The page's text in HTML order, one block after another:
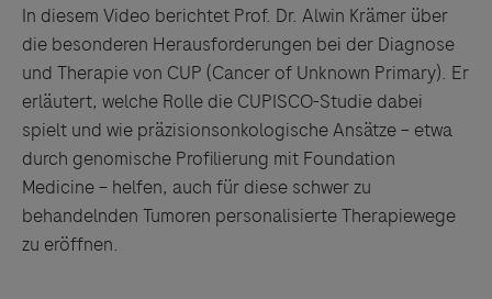
In diesem Video berichtet Prof. Dr. Alwin Krämer über
die besonderen Herausforderungen bei der Diagnose
und Therapie von CUP (Cancer of Unknown Primary). Er
erläutert, welche Rolle die CUPISCO-Studie dabei
spielt und wie präzisionsonkologische Ansätze – etwa
durch genomische Profilierung mit Foundation
Medicine – helfen, auch für diese schwer zu
behandelnden Tumoren personalisierte Therapiewege
zu eröffnen.